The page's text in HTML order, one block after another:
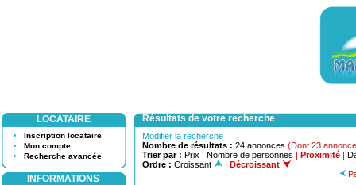
LOCATAIRE
Inscription locataire
Mon compte
Recherche avancée
INFORMATIONS
Résultats de votre recherche
Modifier la recherche
Nombre de résultats : 24 annonces (Dont 23
Trier par : Prix | Nombre de personnes | Proximité |
Ordre : Croissant | Décroissant